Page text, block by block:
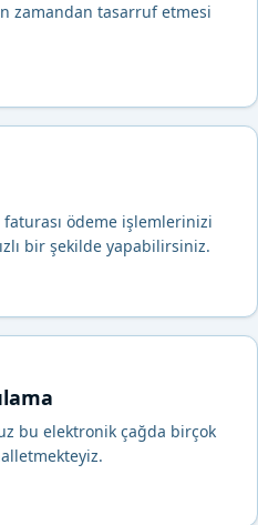
zamandan tasarruf etmesi
ödeme işlemlerinizi
bir şekilde yapabilirsiniz.
bu elektronik çağda birçok